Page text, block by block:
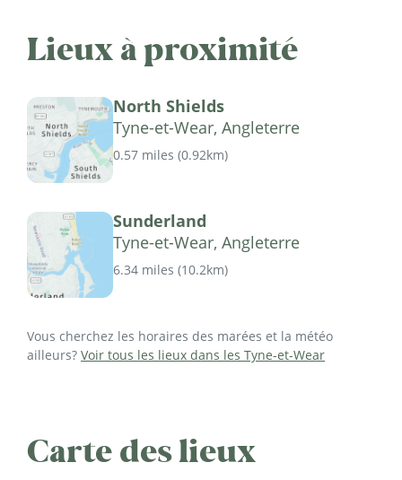
Lieux à proximité
North Shields
Tyne-et-Wear, Angleterre
0.57 miles (0.92km)
Sunderland
Tyne-et-Wear, Angleterre
6.34 miles (10.2km)
Vous cherchez les horaires des marées et la météo
ailleurs? Voir tous les lieux dans les Tyne-et-Wear
Carte des lieux